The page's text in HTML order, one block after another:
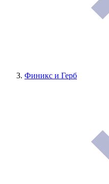
Финикс и Герб